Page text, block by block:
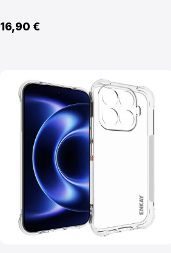
16,90 €